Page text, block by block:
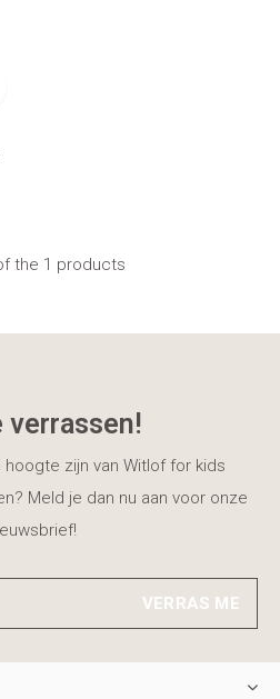
the 1 products
verrassen!
zijn van Witlof for kids
Meld je dan nu aan voor onze
VERRAS ME